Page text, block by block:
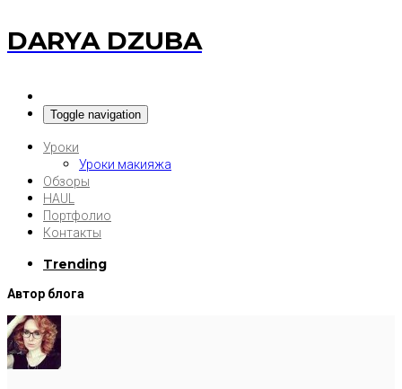
DARYA DZUBA
Toggle navigation
Уроки
Уроки макияжа
Обзоры
HAUL
Портфолио
Контакты
Trending
Автор блога